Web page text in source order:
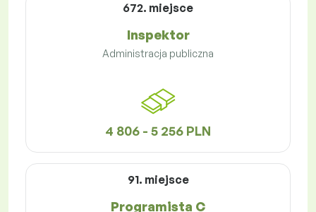
672. miejsce
Inspektor
Administracja publiczna
4 806 - 5 256 PLN
91. miejsce
Programista C